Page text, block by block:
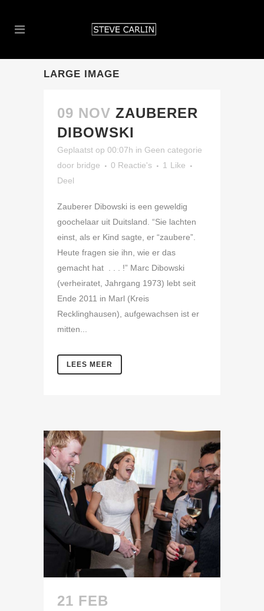
LARGE IMAGE
09 NOV ZAUBERER
DIBOWSKI
Geplaatst op 00:07h in Geen categorie
door bridge 0 Reactie's 1 Like
Deel
Zauberer Dibowski is een geweldig
goochelaar uit Duitsland. “Sie lachten
einst, als er Kind sagte, er “zaubere”.
Heute fragen sie ihn, wie er das
gemacht hat . . . !” Marc Dibowski
(verheiratet, Jahrgang 1973) lebt seit
Ende 2011 in Marl (Kreis
Recklinghausen), aufgewachsen ist er
mitten...
LEES MEER
21 FEB